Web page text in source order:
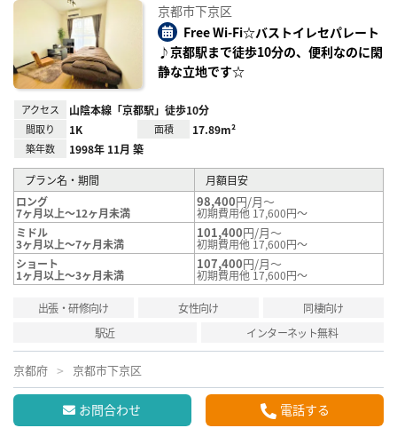
り登
京都市下京区
Free Wi-Fi☆バストイレセパレート
♪京都駅まで徒歩10分の、便利なのに閑
静な立地です☆
アクセス 山陰本線「京都駅」徒歩10分
間取り 1K 面積 17.89m²
築年数 1998年 11月 築
プラン名・期間
月額目安
ロング
7ヶ月以上～12ヶ月未満
98,400円/月～
初期費用他 17,600円～
ミドル
3ヶ月以上～7ヶ月未満
101,400円/月～
初期費用他 17,600円～
ショート
1ヶ月以上～3ヶ月未満
107,400円/月～
初期費用他 17,600円～
出張・研修向け 女性向け
同棲向け
駅近
インターネット無料
京都府 京都市下京区
お問合わせ 電話する